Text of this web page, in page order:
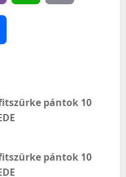
pántok 10
pántok 10